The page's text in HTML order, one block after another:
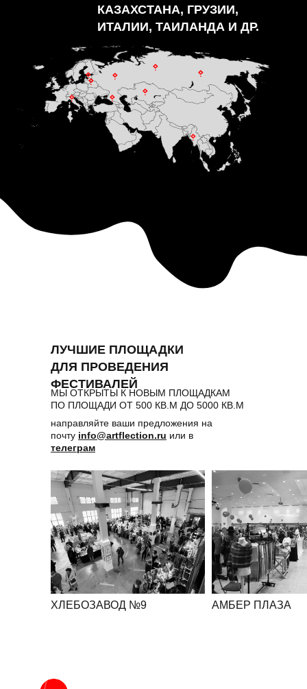
КАЗАХСТАНА, ГРУЗИИ,
ИТАЛИИ, ТАИЛАНДА И ДР.
ЛУЧШИЕ ПЛОЩАДКИ
ДЛЯ ПРОВЕДЕНИЯ
ФЕСТИВАЛЕЙ
МЫ ОТКРЫТЫ К НОВЫМ ПЛОЩАДКАМ
ПО ПЛОЩАДИ ОТ 500 КВ.М ДО 5000 КВ.М
направляйте ваши предложения на
почту info@artflection.ru или в
телеграм
ХЛЕБОЗАВОД №9 АМБЕР ПЛАЗА